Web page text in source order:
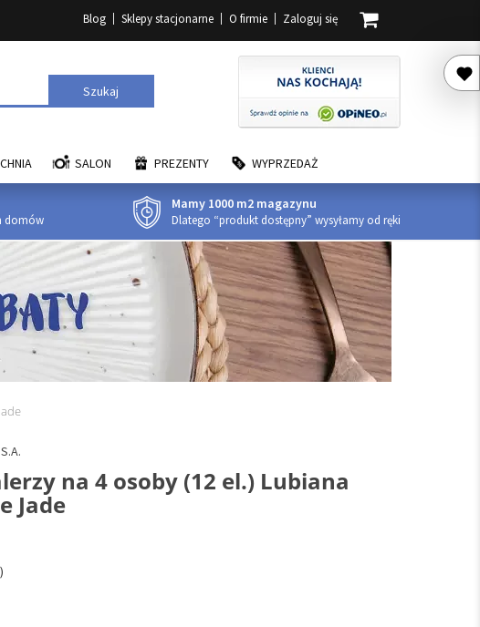
Blog Sklepy stacjonarne O firmie Zaloguj się
Szukaj
SALON PREZENTY WYPRZEDAŻ
domów
Mamy 1000 m2 magazynu
Dlatego “produkt dostępny” wysyłamy od ręki
na 4 osoby (12 el.) Lubiana
Jade
)